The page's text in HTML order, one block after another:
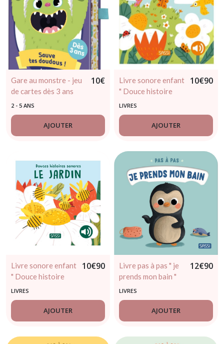
Gare au monstre - jeu
de cartes dès 3 ans
10€
2 - 5 ANS
AJOUTER
Livre sonore enfant
" Douce histoire
sonore – Le
printemps "
10€90
LIVRES
AJOUTER
Livre sonore enfant
" Douce histoire
sonore – Le jardin "
10€90
LIVRES
AJOUTER
Livre pas à pas " je
prends mon bain "
12€90
LIVRES
AJOUTER